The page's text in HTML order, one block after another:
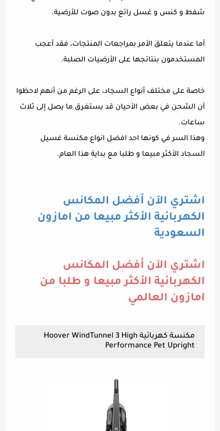
شفط و كنس و غسل رائع بدون صوت للأرضية.
أما عندما يتعلق الأمر بمراجعات المنتجات، فقد أعجب
المستخدمون بنتائجها على الأرضيات الصلبة.
خاصة على مختلف أنواع السجاد، على الرغم من أنهم لاحظوا
أن الشحن في بعض الأحيان قد يستغرق ما يصل إلى ثلاث
ساعات.
وهذا السر في كونها احد افضل انواع مكنسة غسيل
السجاد الأكثر مبيعا و طلبا مع بداية هذا العام.
اشتري الآن أفضل المكانس
الكهربائية الأكثر مبيعا من امازون
السعودية
اشتري الآن أفضل المكانس
الكهربائية الأكثر مبيعا و طلبا من
امازون العالمي
مكنسة كهربائية Hoover WindTunnel 3 High
Performance Pet Upright